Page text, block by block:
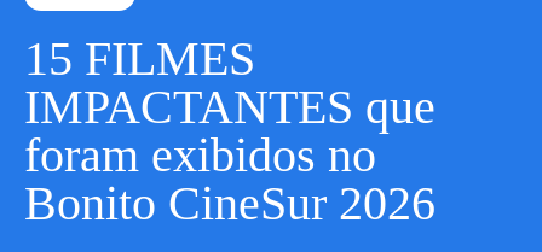
15 FILMES
IMPACTANTES que
foram exibidos no
Bonito CineSur 2026